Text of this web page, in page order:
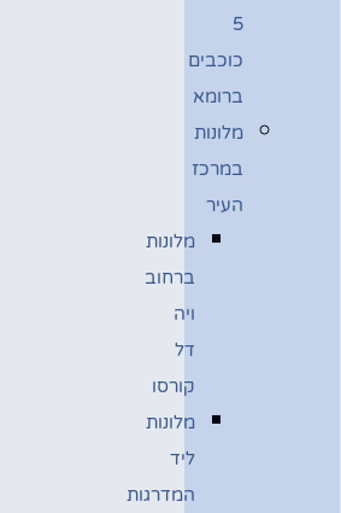
5
כוכבים
ברומא
מלונות
במרכז
העיר
מלונות
ברחוב
ויה
דל
קורסו
מלונות
ליד
המדרגות